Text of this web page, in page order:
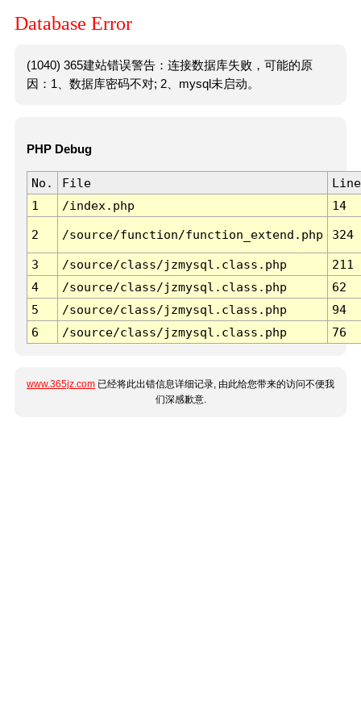
Database Error
(1040) 365建站错误警告：连接数据库失败，可能的原
因：1、数据库密码不对; 2、mysql未启动。
PHP Debug
No. File
Line
1
/index.php 14
2 /source/function/function_extend.php 324
3 /source/class/jzmysql.class.php
211
4
/source/class/jzmysql.class.php
62
5
/source/class/jzmysql.class.php
94
6
/source/class/jzmysql.class.php 76
www.365jz.com 已经将此出错信息详细记录, 由此给您带来的访问不便我
们深感歉意.